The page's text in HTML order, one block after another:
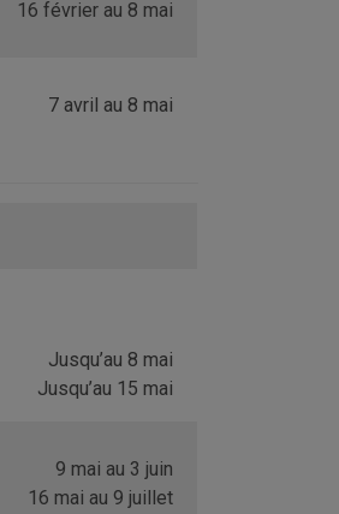
16 février au 8 mai
7 avril au 8 mai
Jusqu’au 8 mai
Jusqu’au 15 mai
9 mai au 3 juin
16 mai au 9 juillet